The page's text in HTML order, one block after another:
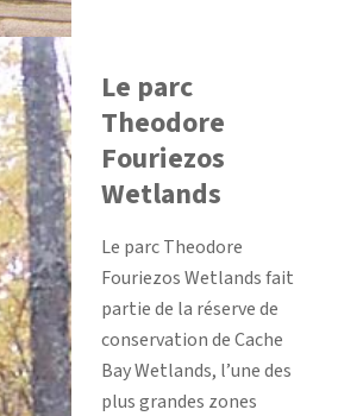
Le parc
Theodore
Fouriezos
Wetlands
Le parc Theodore
Fouriezos Wetlands fait
partie de la réserve de
conservation de Cache
Bay Wetlands, l’une des
plus grandes zones